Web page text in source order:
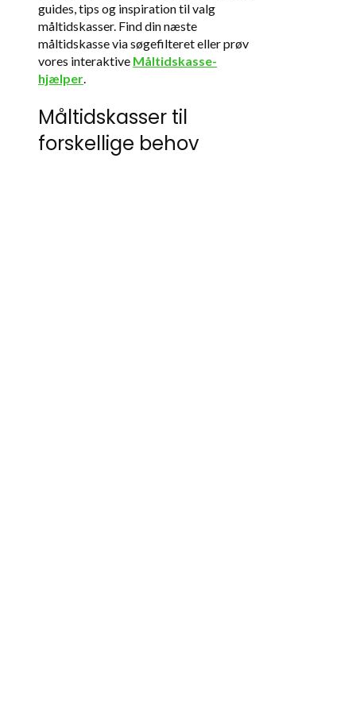
guides, tips og inspiration til valg
måltidskasser. Find din næste
måltidskasse via søgefilteret eller prøv
vores interaktive Måltidskasse-
hjælper.
Måltidskasser til
forskellige behov